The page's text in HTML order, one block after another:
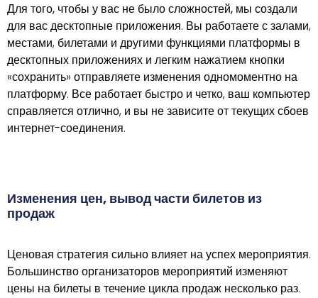
Для того, чтобы у вас не было сложностей, мы создали
для вас десктопные приложения. Вы работаете с залами,
местами, билетами и другими функциями платформы в
десктопных приложениях и легким нажатием кнопки
«сохранить» отправляете изменения одномоментно на
платформу. Все работает быстро и четко, ваш компьютер
справляется отлично, и вы не зависите от текущих сбоев
интернет-соединения.
Изменения цен, вывод части билетов из
продаж
Ценовая стратегия сильно влияет на успех мероприятия.
Большинство организаторов мероприятий изменяют
цены на билеты в течение цикла продаж несколько раз.